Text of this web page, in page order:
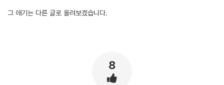
그 애기는 다른 글로 올려보겠습니다.
8